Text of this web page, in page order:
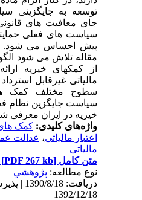
توسعه به جایگزینی
جای معافیت های
سیاست های فعلی
پیش احساس می شود.
مقاله تلاش می شود
از کمکهای خیریه
مالیاتی غیرقابل استرداد
سطوح مختلف کمک
سیاست جایگزین نظام
خیریه در ایران معرفی
واژه‌های کلیدی:کمک های
اعتبار مالیاتی،عدالت
مالیاتی
متن کامل[PDF 267 kb]
نوع مطالعه:پژوهشي|
1392/12/18